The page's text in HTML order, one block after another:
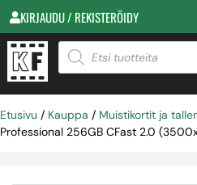
KIRJAUDU / REKISTERÖIDY
Etusivu / Kauppa / Muistikortit ja
Professional 256GB CFast 2.0